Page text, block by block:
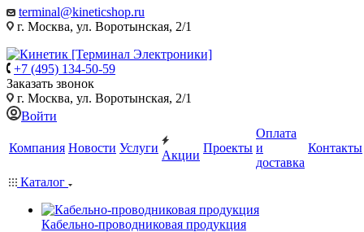
terminal@kineticshop.ru
г. Москва, ул. Воротынская, 2/1
+7 (495) 134-50-59
Заказать звонок
г. Москва, ул. Воротынская, 2/1
Войти
Компания Новости Услуги
Акции
Проекты
Оплата
и
доставка
Контакты
Каталог
Кабельно-проводниковая продукция